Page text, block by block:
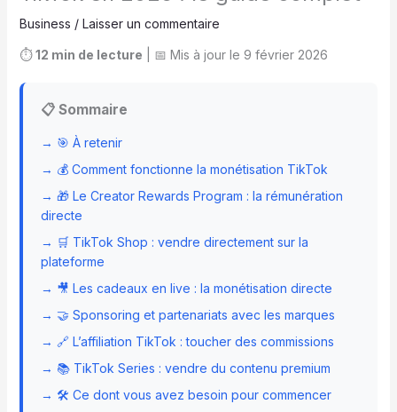
Business / Laisser un commentaire
⏱️12 min de lecture | 📅 Mis à jour le 9 février 2026
📋 Sommaire
→ 🎯 À retenir
→ 💰 Comment fonctionne la monétisation TikTok
→ 🎁 Le Creator Rewards Program : la rémunération
directe
→ 🛒 TikTok Shop : vendre directement sur la
plateforme
→ 🎥 Les cadeaux en live : la monétisation directe
→ 🤝 Sponsoring et partenariats avec les marques
→ 🔗 L’affiliation TikTok : toucher des commissions
→ 📚 TikTok Series : vendre du contenu premium
→ 🛠️ Ce dont vous avez besoin pour commencer